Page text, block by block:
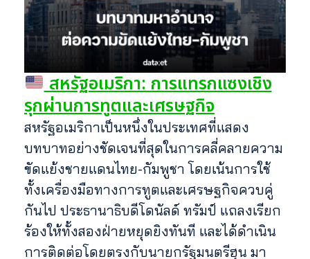
สหรัฐอเมริกา: การแทรกแซงเชิง
รุกผ่านการทูตและเศรษฐกิจ
สหรัฐอเมริกาเป็นหนึ่งในประเทศที่แสดง
บทบาทอย่างชัดเจนที่สุดในการคลี่คลายความ
ขัดแย้งชายแดนไทย-กัมพูชา โดยเน้นการใช้
ทั้งเครื่องมือทางการทูตและเศรษฐกิจควบคู่
กันไป ประธานาธิบดีโดนัลด์ ทรัมป์ แถลงเรียก
ร้องให้ทั้งสองฝ่ายหยุดยิงทันที และได้ดำเนิน
การติดต่อโดยตรงกับนายกรัฐมนตรีฮุน มา